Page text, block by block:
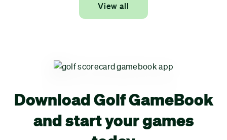
View all
Download Golf GameBook
and start your games